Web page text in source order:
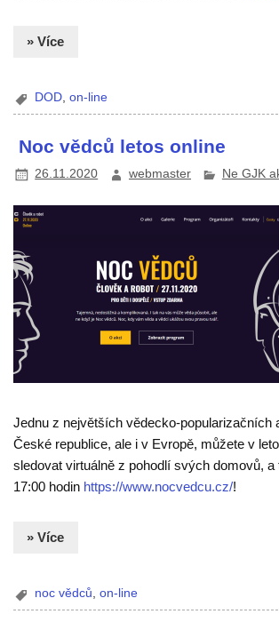
» Více
DOD,on-line
Noc vědců letos online
26.11.2020 webmaster Ne GJK
Jednu z největších vědecko-popularizačních
České republice, ale i v Evropě, můžete v
sledovat virtuálně z pohodlí svých domovů, a
17:00 hodin https://www.nocvedcu.cz/!
» Více
noc vědců,on-line